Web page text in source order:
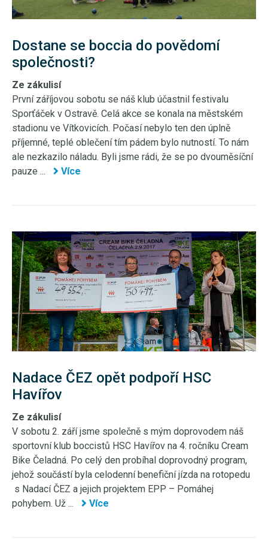
Dostane se boccia do povědomí
společnosti?
Ze zákulisí
První záříjovou sobotu se náš klub účastnil festivalu
Sporťáček v Ostravě. Celá akce se konala na městském
stadionu ve Vítkovicích. Počasí nebylo ten den úplně
příjemné, teplé oblečení tím pádem bylo nutností. To nám
ale nezkazilo náladu. Byli jsme rádi, že se po dvouměsíční
pauze ...
Více
Nadace ČEZ opět podpoří HSC
Havířov
Ze zákulisí
V sobotu 2. září jsme společně s mým doprovodem náš
sportovní klub boccistů HSC Havířov na 4. ročníku Cream
Bike Čeladná. Po celý den probíhal doprovodný program,
jehož součástí byla celodenní benefiční jízda na rotopedu
s Nadací ČEZ a jejich projektem EPP – Pomáhej
pohybem. Už ...
Více